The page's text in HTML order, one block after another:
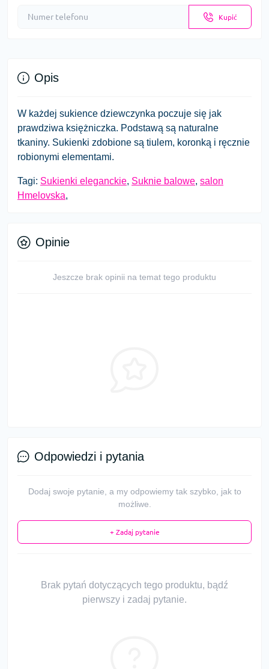
Kupić
Opis
W każdej sukience dziewczynka poczuje się jak
prawdziwa księżniczka. Podstawą są naturalne
tkaniny. Sukienki zdobione są tiulem, koronką i ręcznie
robionymi elementami.
Tagi: Sukienki eleganckie, Suknie balowe, salon
Hmelovska,
Opinie
Jeszcze brak opinii na temat tego produktu
Odpowiedzi i pytania
Dodaj swoje pytanie, a my odpowiemy tak szybko, jak to
możliwe.
+ Zadaj pytanie
Brak pytań dotyczących tego produktu, bądź
pierwszy i zadaj pytanie.